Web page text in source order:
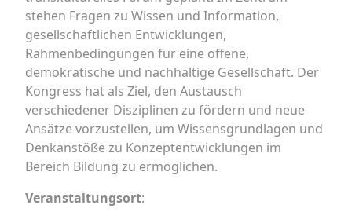
stehen Fragen zu Wissen und Information,
gesellschaftlichen Entwicklungen,
Rahmenbedingungen für eine offene,
demokratische und nachhaltige Gesellschaft. Der
Kongress hat als Ziel, den Austausch
verschiedener Disziplinen zu fördern und neue
Ansätze vorzustellen, um Wissensgrundlagen und
Denkanstöße zu Konzeptentwicklungen im
Bereich Bildung zu ermöglichen.
Veranstaltungsort: